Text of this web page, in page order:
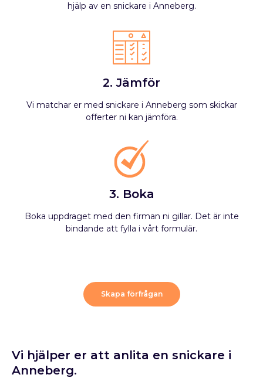
hjälp av en snickare i Anneberg.
2. Jämför
Vi matchar er med snickare i Anneberg som skickar
offerter ni kan jämföra.
3. Boka
Boka uppdraget med den firman ni gillar. Det är inte
bindande att fylla i vårt formulär.
Skapa förfrågan
Vi hjälper er att anlita en snickare i
Anneberg.